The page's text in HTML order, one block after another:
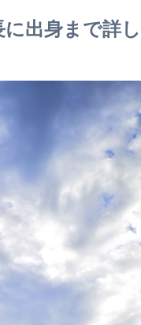
出身まで詳し